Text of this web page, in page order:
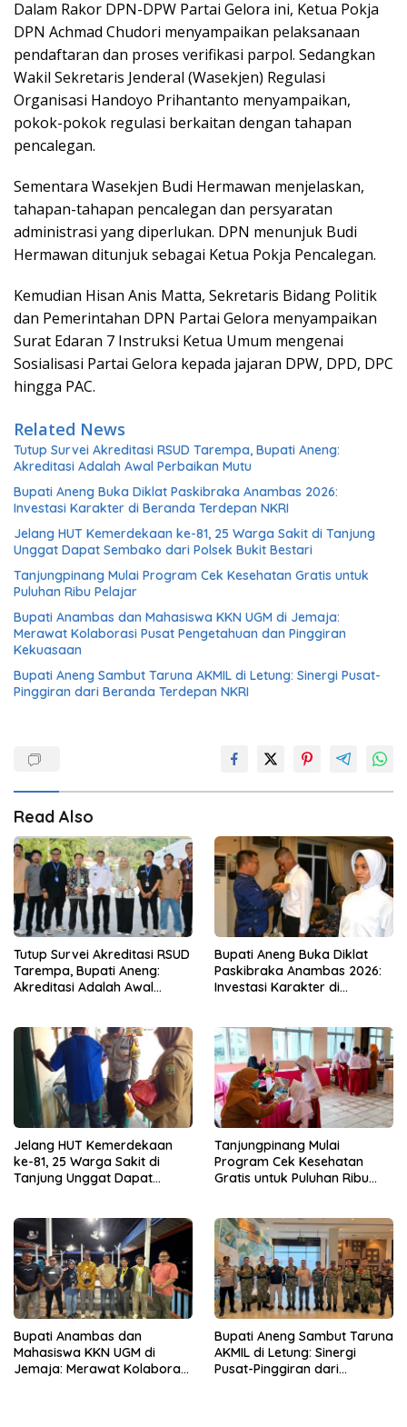
Dalam Rakor DPN-DPW Partai Gelora ini, Ketua Pokja
DPN Achmad Chudori menyampaikan pelaksanaan
pendaftaran dan proses verifikasi parpol. Sedangkan
Wakil Sekretaris Jenderal (Wasekjen) Regulasi
Organisasi Handoyo Prihantanto menyampaikan,
pokok-pokok regulasi berkaitan dengan tahapan
pencalegan.
Sementara Wasekjen Budi Hermawan menjelaskan,
tahapan-tahapan pencalegan dan persyaratan
administrasi yang diperlukan. DPN menunjuk Budi
Hermawan ditunjuk sebagai Ketua Pokja Pencalegan.
Kemudian Hisan Anis Matta, Sekretaris Bidang Politik
dan Pemerintahan DPN Partai Gelora menyampaikan
Surat Edaran 7 Instruksi Ketua Umum mengenai
Sosialisasi Partai Gelora kepada jajaran DPW, DPD, DPC
hingga PAC.
Related News
Tutup Survei Akreditasi RSUD Tarempa, Bupati Aneng:
Akreditasi Adalah Awal Perbaikan Mutu
Bupati Aneng Buka Diklat Paskibraka Anambas 2026:
Investasi Karakter di Beranda Terdepan NKRI
Jelang HUT Kemerdekaan ke-81, 25 Warga Sakit di Tanjung
Unggat Dapat Sembako dari Polsek Bukit Bestari
Tanjungpinang Mulai Program Cek Kesehatan Gratis untuk
Puluhan Ribu Pelajar
Bupati Anambas dan Mahasiswa KKN UGM di Jemaja:
Merawat Kolaborasi Pusat Pengetahuan dan Pinggiran
Kekuasaan
Bupati Aneng Sambut Taruna AKMIL di Letung: Sinergi Pusat-
Pinggiran dari Beranda Terdepan NKRI
Read Also
Tutup Survei Akreditasi RSUD
Tarempa, Bupati Aneng:
Akreditasi Adalah Awal
Bupati Aneng Buka Diklat
Paskibraka Anambas 2026:
Investasi Karakter di
Jelang HUT Kemerdekaan
ke-81, 25 Warga Sakit di
Tanjung Unggat Dapat
Tanjungpinang Mulai
Program Cek Kesehatan
Gratis untuk Puluhan Ribu
Bupati Anambas dan
Mahasiswa KKN UGM di
Jemaja: Merawat Kolaborasi
Bupati Aneng Sambut Taruna
AKMIL di Letung: Sinergi
Pusat-Pinggiran dari